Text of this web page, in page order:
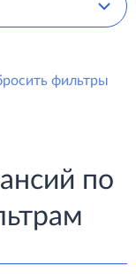
фильтры
по